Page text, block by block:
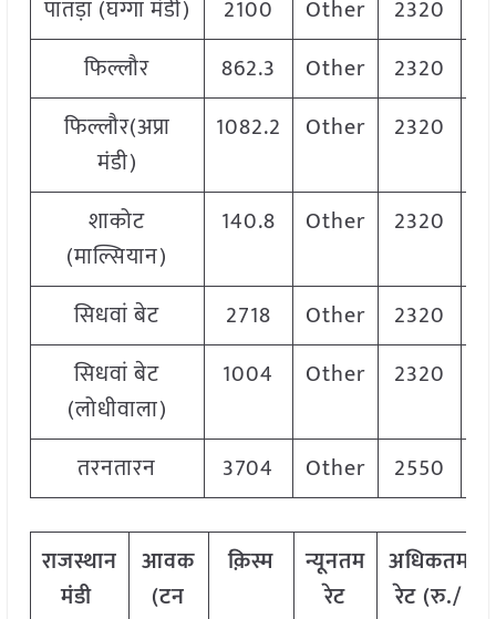
पातड़ां (घग्गा मंडी)
2100 Other 2320
फिल्लौर
862.3 Other 2320
फिल्लौर(अप्रा
मंडी)
1082.2 Other 2320
शाकोट
(माल्सियान)
140.8 Other 2320
सिधवां बेट 2718 Other 2320
सिधवां बेट
(लोधीवाला)
1004 Other 2320
तरनतारन 3704 Other 2550
राजस्थान
मंडी
आवक
(टन
क़िस्म
न्यूनतम
रेट
अधिकतम
रेट (रु./